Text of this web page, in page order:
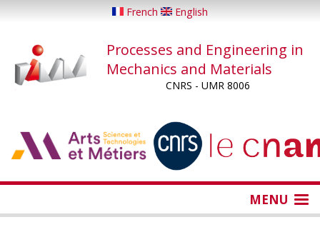
content
French English
Processes and Engineering in
Mechanics and Materials
CNRS - UMR 8006
MENU